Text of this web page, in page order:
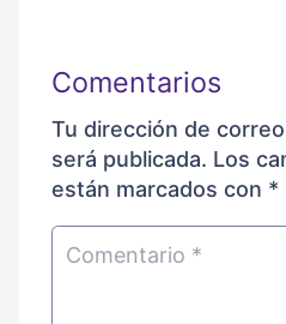
Comentarios
Tu dirección de
será publicada. Los
están marcados con *